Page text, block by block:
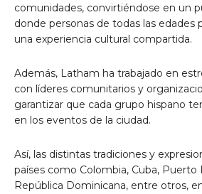
comunidades, convirtiéndose en un
donde personas de todas las edades
una experiencia cultural compartida.
Además, Latham ha trabajado en
con líderes comunitarios y
garantizar que cada grupo hispano
en los eventos de la ciudad.
Así, las distintas tradiciones y
países como Colombia, Cuba, Puerto
República Dominicana, entre otros,